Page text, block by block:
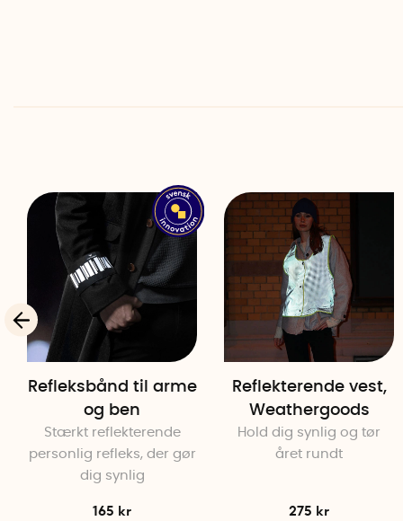
Refleksbånd til arme
og ben
Stærkt reflekterende
personlig refleks, der gør
dig synlig
165 kr
Reflekterende vest,
Weathergoods
Hold dig synlig og tør
året rundt
275 kr